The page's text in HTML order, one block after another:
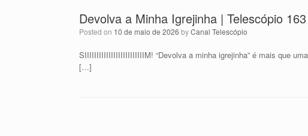
Devolva a Minha Igrejinha | Telescópio
Posted on 10 de maio de 2026 byCanal Telescópio
SIIIIIIIIIIIIIIIIIIIIIIIIIM! “Devolva a minha igrejinha” é mais que
[…]